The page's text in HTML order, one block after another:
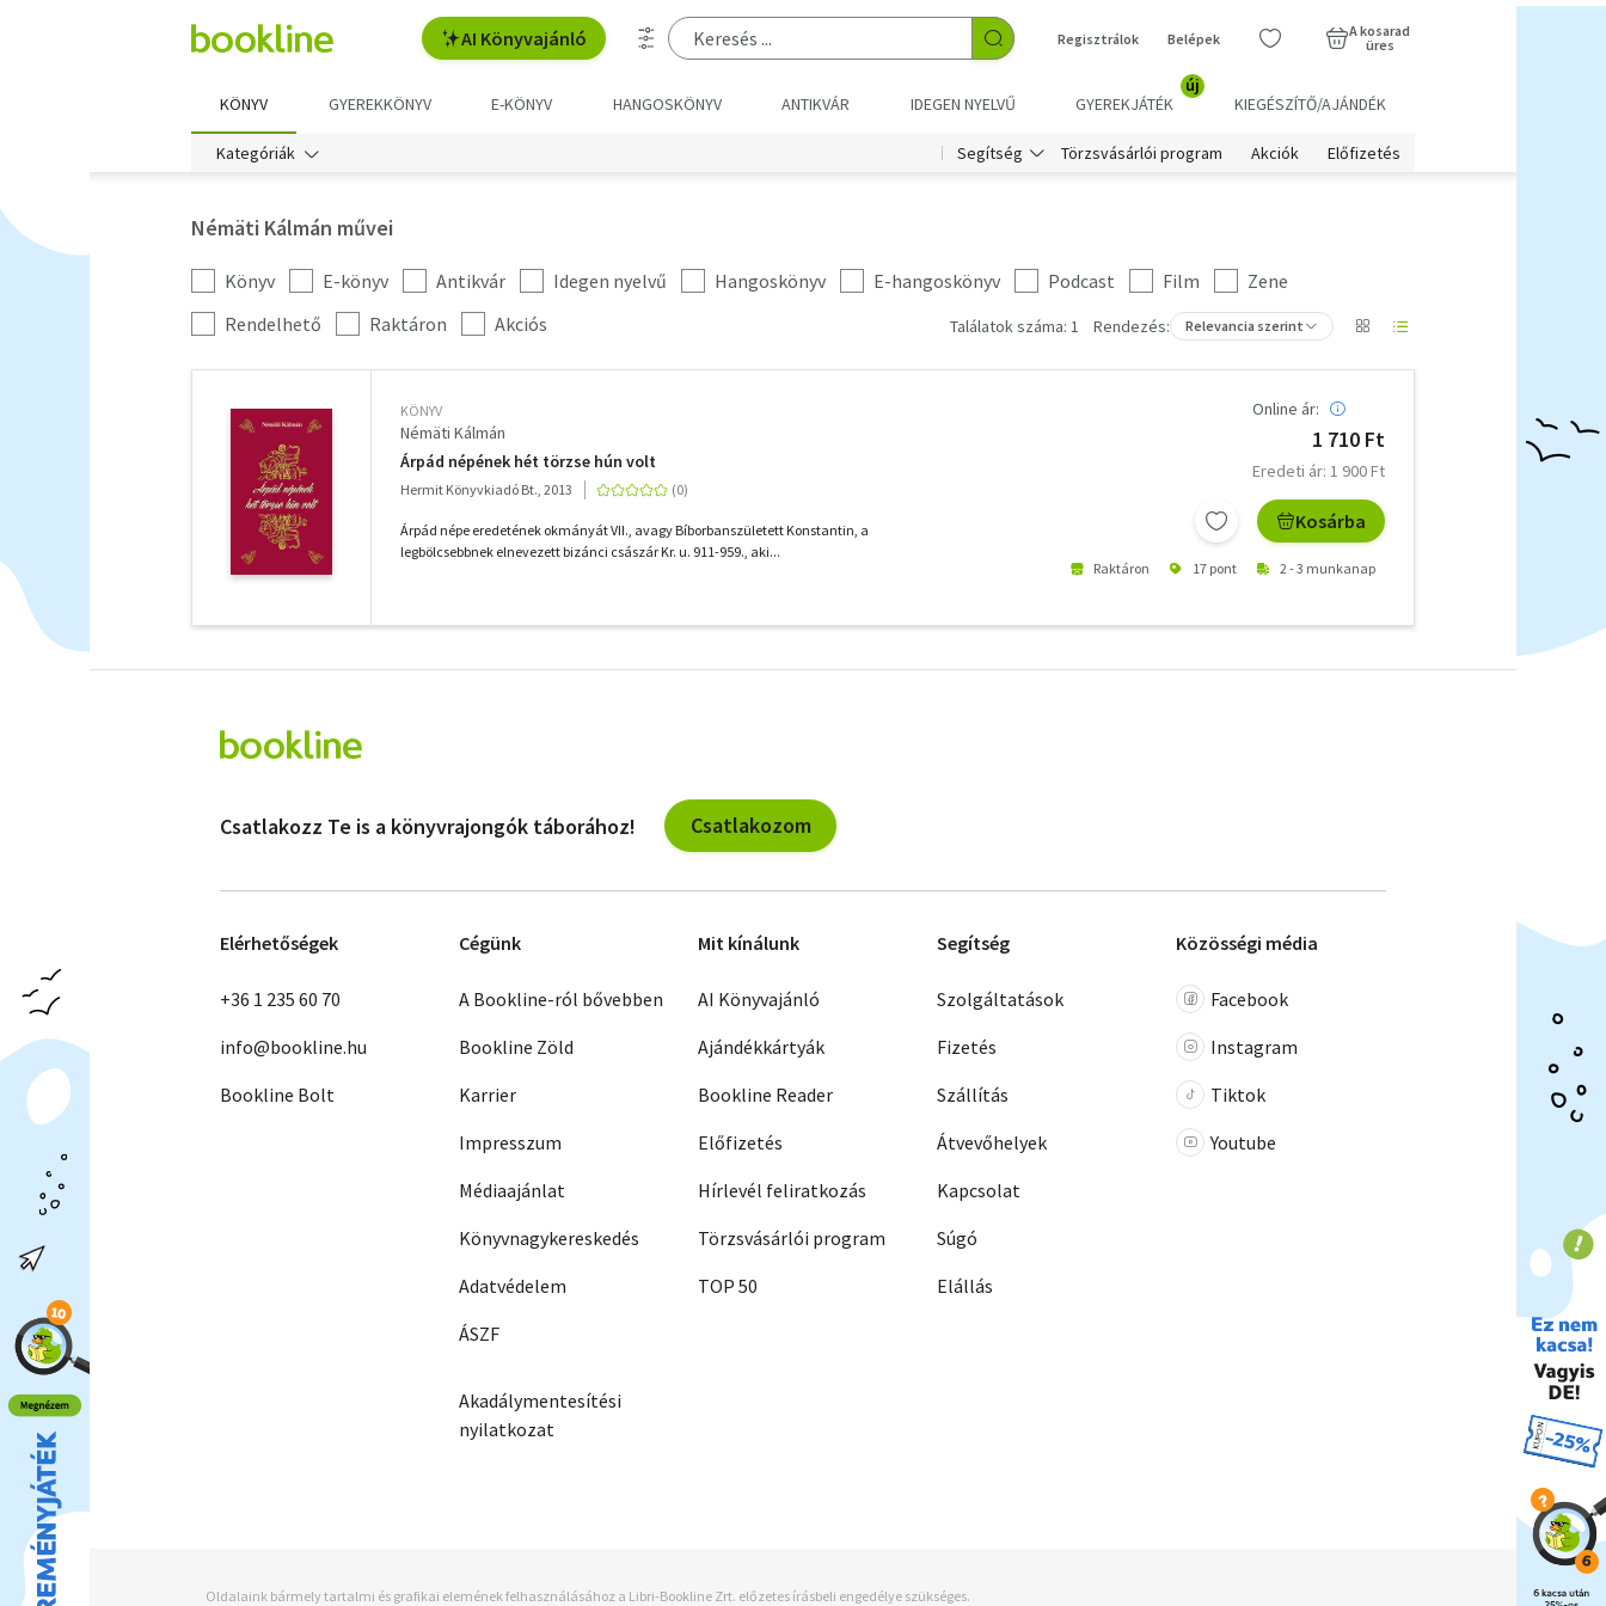
AI Könyvajánló Regisztrálok Belépek
A kosarad
üres
KÖNYV GYEREKKÖNYV E-KÖNYV HANGOSKÖNYV ANTIKVÁR IDEGEN NYELVŰ GYEREKJÁTÉK
új
KIEGÉSZÍTŐ/AJÁNDÉK
Kategóriák Segítség Törzsvásárlói program Akciók Előfizetés
Némäti Kálmán művei
Kategória
szűrés
Könyv E-könyv Antikvár Idegen nyelvű Hangoskönyv E-hangoskönyv Podcast Film
Zene
További
szűrők
Rendelhető Raktáron Akciós Találatok száma: 1 Rendezés: Relevancia szerint
KÖNYV
Némäti Kálmán
Árpád népének hét törzse hún volt
Hermit Könyvkiadó Bt., 2013
Árpád népe eredetének okmányát VII., avagy Bíborbanszületett Konstantin, a
legbölcsebbnek elnevezett bizánci császár Kr. u. 911-959., aki...
Online ár:
1 710 Ft
Eredeti ár: 1 900 Ft
Kosárba
Raktáron 17 pont 2 - 3 munkanap
szűrők
Csatlakozz Te is a könyvrajongók táborához! Csatlakozom
Elérhetőségek
+36 1 235 60 70
info@bookline.hu
Bookline Bolt
Cégünk
A Bookline-ról bővebben
Bookline Zöld
Karrier
Impresszum
Médiaajánlat
Könyvnagykereskedés
Adatvédelem
ÁSZF
Akadálymentesítési
nyilatkozat
Mit kínálunk
AI Könyvajánló
Ajándékkártyák
Bookline Reader
Előfizetés
Hírlevél feliratkozás
Törzsvásárlói program
TOP 50
Segítség
Szolgáltatások
Fizetés
Szállítás
Átvevőhelyek
Kapcsolat
Súgó
Elállás
Közösségi média
Facebook
Instagram
Tiktok
Youtube
Oldalaink bármely tartalmi és grafikai elemének felhasználásához a Libri-Bookline Zrt. előzetes írásbeli engedélye szükséges.